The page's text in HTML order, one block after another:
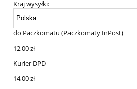
Kraj wysyłki:
do Paczkomatu (Paczkomaty InPost)
12,00 zł
Kurier DPD
14,00 zł